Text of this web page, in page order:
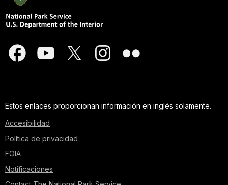
Estos enlaces proporcionan información en inglés solamente.
Accesibilidad
Política de privacidad
FOIA
Notificaciones